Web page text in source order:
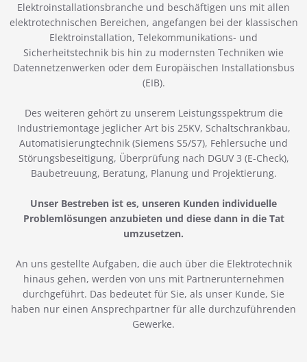
Elektroinstallationsbranche und beschäftigen uns mit allen
elektrotechnischen Bereichen, angefangen bei der klassischen
Elektroinstallation, Telekommunikations- und
Sicherheitstechnik bis hin zu modernsten Techniken wie
Datennetzenwerken oder dem Europäischen Installationsbus
(EIB).
Des weiteren gehört zu unserem Leistungsspektrum die
Industriemontage jeglicher Art bis 25KV, Schaltschrankbau,
Automatisierungtechnik (Siemens S5/S7), Fehlersuche und
Störungsbeseitigung, Überprüfung nach DGUV 3 (E-Check),
Baubetreuung, Beratung, Planung und Projektierung.
Unser Bestreben ist es, unseren Kunden individuelle
Problemlösungen anzubieten und diese dann in die Tat
umzusetzen.
An uns gestellte Aufgaben, die auch über die Elektrotechnik
hinaus gehen, werden von uns mit Partnerunternehmen
durchgeführt. Das bedeutet für Sie, als unser Kunde, Sie
haben nur einen Ansprechpartner für alle durchzuführenden
Gewerke.